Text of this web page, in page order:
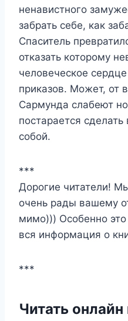
ненавистного
забрать себе, как
Спаситель
отказать которому
человеческое
приказов. Может, от
Сармунда слабеют
постарается
собой.
***
Дорогие читатели!
очень рады вашему
мимо))) Особенно
вся информация о
***
Читать